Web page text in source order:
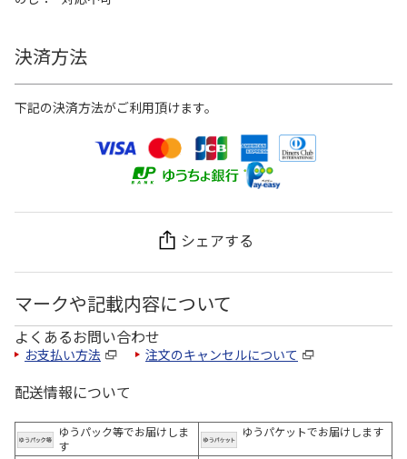
決済方法
下記の決済方法がご利用頂けます。
シェアする
マークや記載内容について
よくあるお問い合わせ
お支払い方法 注文のキャンセルについて
配送情報について
ゆうパック等でお届けしま
す
ゆうパケットでお届けします